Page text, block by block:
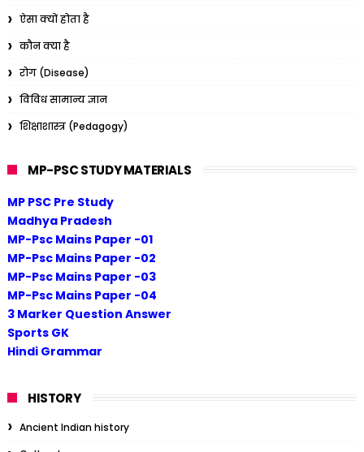
ऐसा क्यों होता है
कौन क्या है
रोग (Disease)
विविध सामान्य ज्ञान
शिक्षाशास्त्र (Pedagogy)
MP-PSC STUDY MATERIALS
MP PSC Pre Study
Madhya Pradesh
MP-Psc Mains Paper -01
MP-Psc Mains Paper -02
MP-Psc Mains Paper -03
MP-Psc Mains Paper -04
3 Marker Question Answer
Sports GK
Hindi Grammar
HISTORY
Ancient Indian history